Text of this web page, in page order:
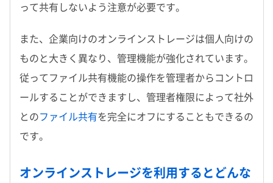
って共有しないよう注意が必要です。
また、企業向けのオンラインストレージは個人向けの
ものと大きく異なり、管理機能が強化されています。
従ってファイル共有機能の操作を管理者からコントロ
ールすることができますし、管理者権限によって社外
とのファイル共有を完全にオフにすることもできるの
です。
オンラインストレージを利用するとどんな